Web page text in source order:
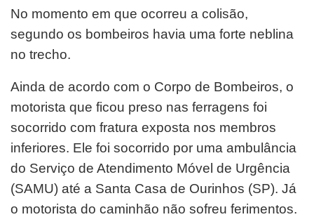
No momento em que ocorreu a colisão,
segundo os bombeiros havia uma forte neblina
no trecho.
Ainda de acordo com o Corpo de Bombeiros, o
motorista que ficou preso nas ferragens foi
socorrido com fratura exposta nos membros
inferiores. Ele foi socorrido por uma ambulância
do Serviço de Atendimento Móvel de Urgência
(SAMU) até a Santa Casa de Ourinhos (SP). Já
o motorista do caminhão não sofreu ferimentos.